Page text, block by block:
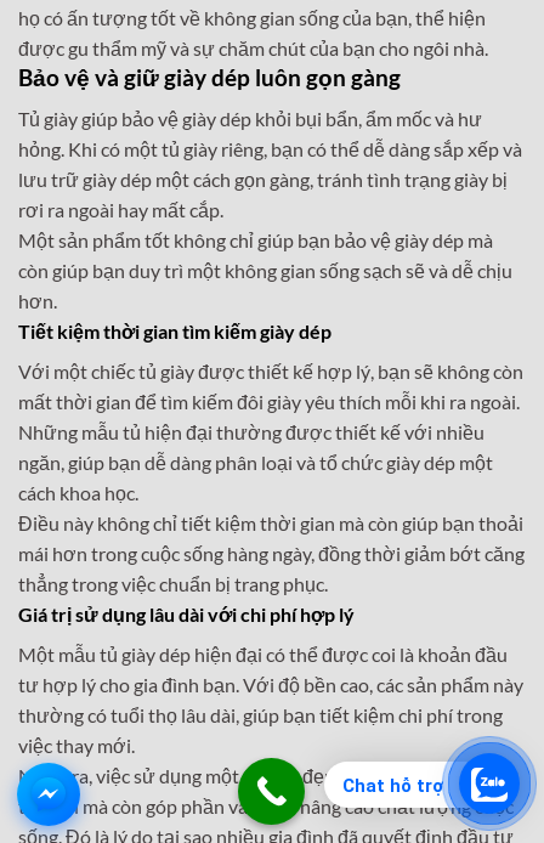
họ có ấn tượng tốt về không gian sống của bạn, thể hiện
được gu thẩm mỹ và sự chăm chút của bạn cho ngôi nhà.
Bảo vệ và giữ giày dép luôn gọn gàng
Tủ giày giúp bảo vệ giày dép khỏi bụi bẩn, ẩm mốc và hư
hỏng. Khi có một tủ giày riêng, bạn có thể dễ dàng sắp xếp và
lưu trữ giày dép một cách gọn gàng, tránh tình trạng giày bị
rơi ra ngoài hay mất cắp.
Một sản phẩm tốt không chỉ giúp bạn bảo vệ giày dép mà
còn giúp bạn duy trì một không gian sống sạch sẽ và dễ chịu
hơn.
Tiết kiệm thời gian tìm kiếm giày dép
Với một chiếc tủ giày được thiết kế hợp lý, bạn sẽ không còn
mất thời gian để tìm kiếm đôi giày yêu thích mỗi khi ra ngoài.
Những mẫu tủ hiện đại thường được thiết kế với nhiều
ngăn, giúp bạn dễ dàng phân loại và tổ chức giày dép một
cách khoa học.
Điều này không chỉ tiết kiệm thời gian mà còn giúp bạn thoải
mái hơn trong cuộc sống hàng ngày, đồng thời giảm bớt căng
thẳng trong việc chuẩn bị trang phục.
Giá trị sử dụng lâu dài với chi phí hợp lý
Một mẫu tủ giày dép hiện đại có thể được coi là khoản đầu
tư hợp lý cho gia đình bạn. Với độ bền cao, các sản phẩm này
thường có tuổi thọ lâu dài, giúp bạn tiết kiệm chi phí trong
việc thay mới.
Ngoài ra, việc sử dụng một tủ giày đẹp không chỉ mang lại sự
tiện lợi mà còn góp phần vào việc nâng cao chất lượng cuộc
sống. Đó là lý do tại sao nhiều gia đình đã quyết định đầu tư
Chat hỗ trợ